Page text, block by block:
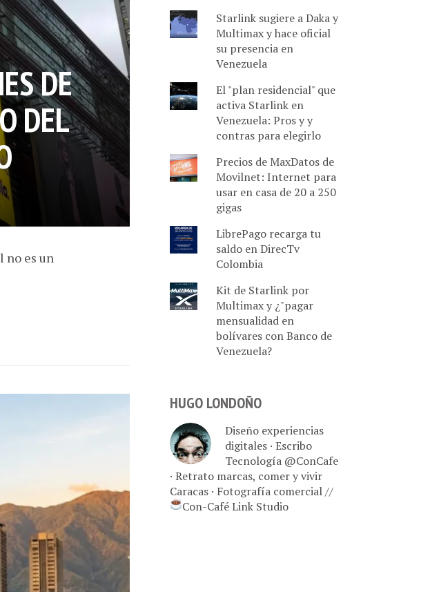
DE
DEL
no es un
Starlink sugiere a Daka y
Multimax y hace oficial
su presencia en
Venezuela
El "plan residencial" que
activa Starlink en
Venezuela: Pros y y
contras para elegirlo
Precios de MaxDatos de
Movilnet: Internet para
usar en casa de 20 a 250
gigas
LibrePago recarga tu
saldo en DirecTv
Colombia
Kit de Starlink por
Multimax y ¿"pagar
mensualidad en
bolívares con Banco de
Venezuela?
HUGO LONDOÑO
Diseño experiencias
digitales · Escribo
Tecnología @ConCafe
· Retrato marcas, comer y vivir
Caracas · Fotografía comercial //
Con-Café Link Studio